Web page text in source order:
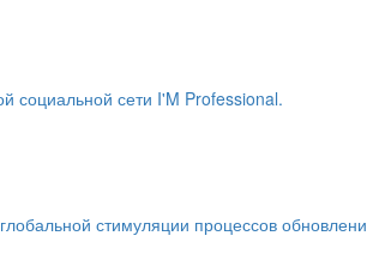
социальной сети I'M Professional.
стимуляции процессов